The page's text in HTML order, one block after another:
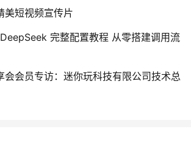
美短视频宣传片
完整配置教程 从零搭建调用流
会会员专访：迷你玩科技有限公司技术总